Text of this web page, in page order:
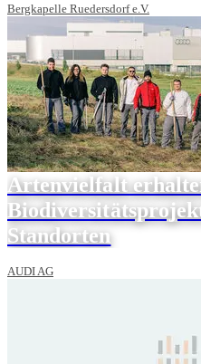
Bergkapelle Ruedersdorf e.V.
Artenvielfalt
Standorten
AUDI AG